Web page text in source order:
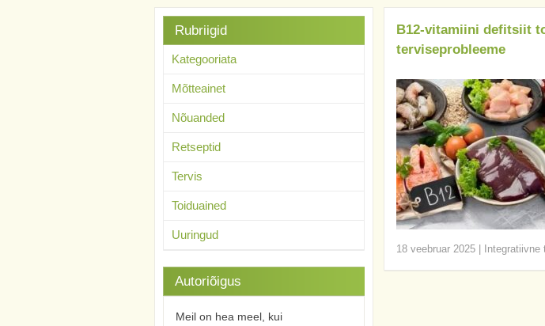
B12-vitamiini defitsiit
terviseprobleeme
18 veebruar 2025|
Rubriigid
Kategooriata
Mõtteainet
Nõuanded
Retseptid
Tervis
Toiduained
Uuringud
Autoriõigus
Meil on hea meel, kui